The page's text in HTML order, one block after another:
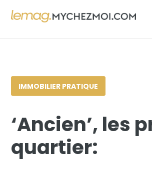
IMMOBILIER PRATIQUE
‘Ancien’, les
quartier: